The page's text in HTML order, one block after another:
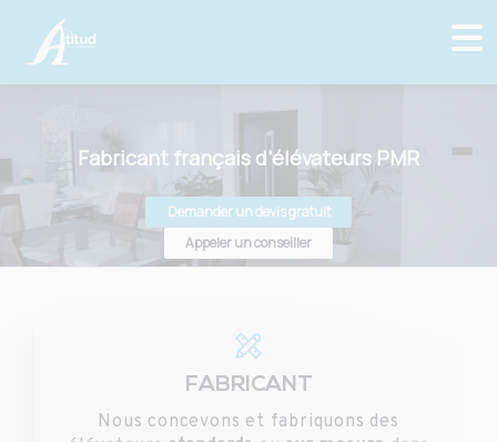
Fabricant français d’élévateurs PMR
Demander un devis gratuit
Appeler un conseiller
FABRICANT
Nous concevons et fabriquons des